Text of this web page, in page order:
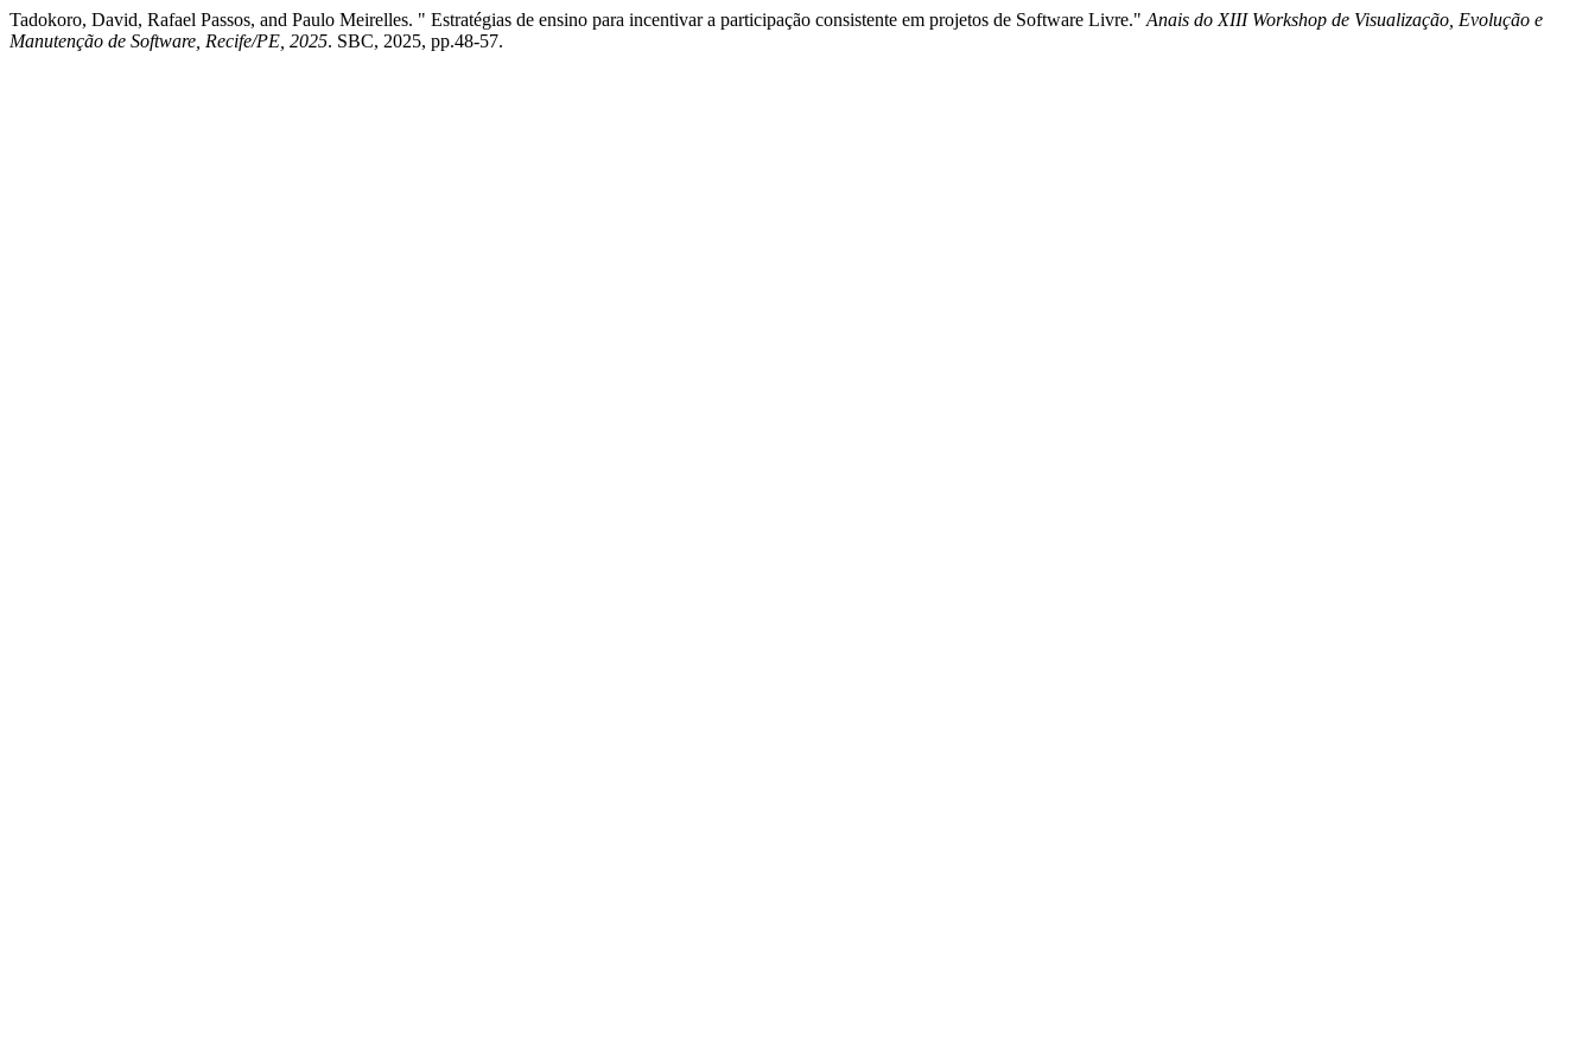
Tadokoro, David, Rafael Passos, and Paulo Meirelles. " Estratégias de ensino para incentivar a participação consistente em projetos de Software Livre." Anais do XIII Workshop de Visualização, Evolução e
Manutenção de Software, Recife/PE, 2025. SBC, 2025, pp.48-57.